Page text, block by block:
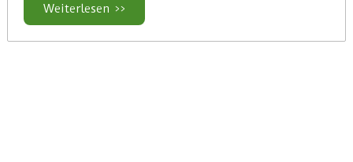
Weiterlesen >>